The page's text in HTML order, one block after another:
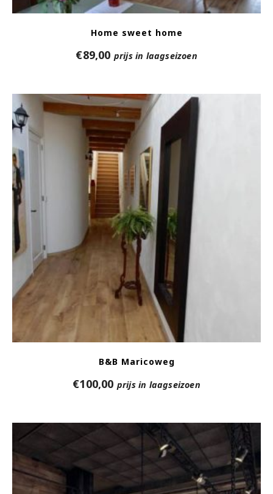
Home sweet home
€89,00 prijs in laagseizoen
B&B Maricoweg
€100,00 prijs in laagseizoen